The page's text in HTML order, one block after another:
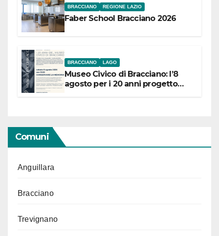
BRACCIANO REGIONE LAZIO
Faber School Bracciano 2026
BRACCIANO LAGO
Museo Civico di Bracciano: l’8
agosto per i 20 anni progetto
Comuni
Anguillara
Bracciano
Trevignano